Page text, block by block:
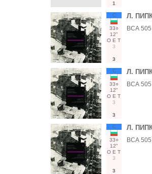
1
С
33○
12"
О Е Т
3
3
Л.
ВСА 505
С
33○
12"
О Е Т
3
3
Л.
ВСА 505
С
33○
12"
О Е Т
3
3
Л.
ВСА 505